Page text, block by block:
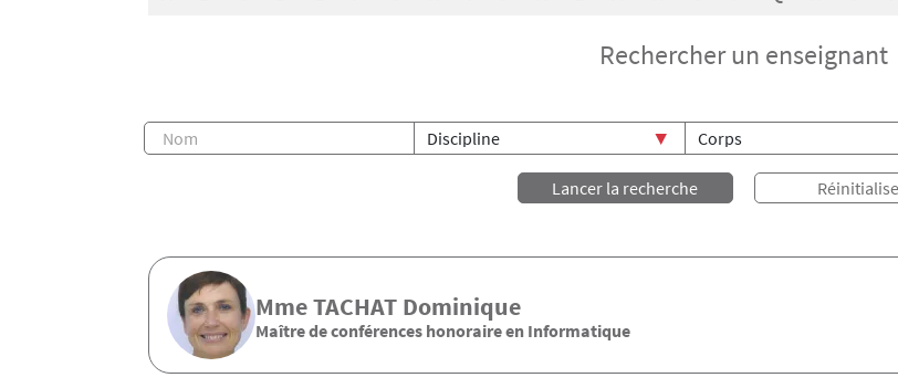
Rechercher un enseignant
MmeTACHAT Dominique
Maître de conférences honoraire en Informatique